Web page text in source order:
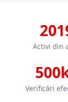
Activi din
Verificări